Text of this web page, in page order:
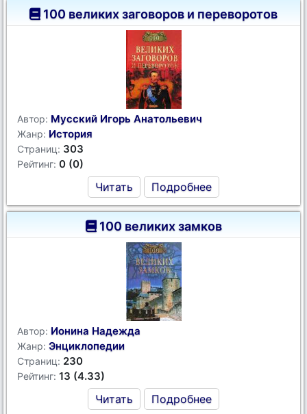
100 великих заговоров и переворотов
Автор: Мусский Игорь Анатольевич
Жанр: История
Страниц: 303
Рейтинг: 0 (0)
Читать Подробнее
100 великих замков
Автор: Ионина Надежда
Жанр: Энциклопедии
Страниц: 230
Рейтинг: 13 (4.33)
Читать Подробнее